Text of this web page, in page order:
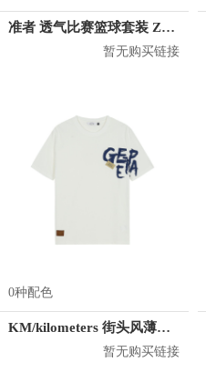
准者 透气比赛篮球套装 Z118210177
暂无购买链接
0种配色
KM/kilometers 街头风薄款印花短袖T恤 男女同款 M2X2108248
暂无购买链接